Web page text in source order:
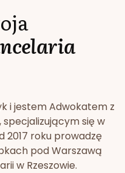
i jestem Adwokatem z
się w
2017 roku prowadzę
pod Warszawą
w Rzeszowie.